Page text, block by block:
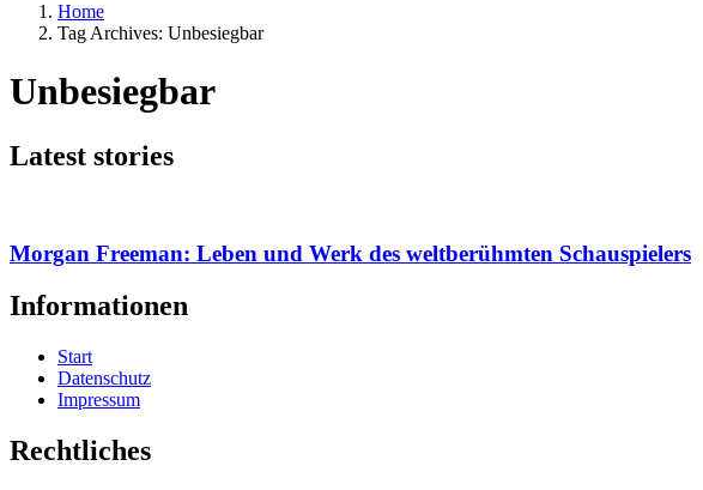
Home
Tag Archives: Unbesiegbar
Unbesiegbar
Latest stories
Morgan Freeman: Leben und Werk des weltberühmten Schauspielers
Informationen
Start
Datenschutz
Impressum
Rechtliches